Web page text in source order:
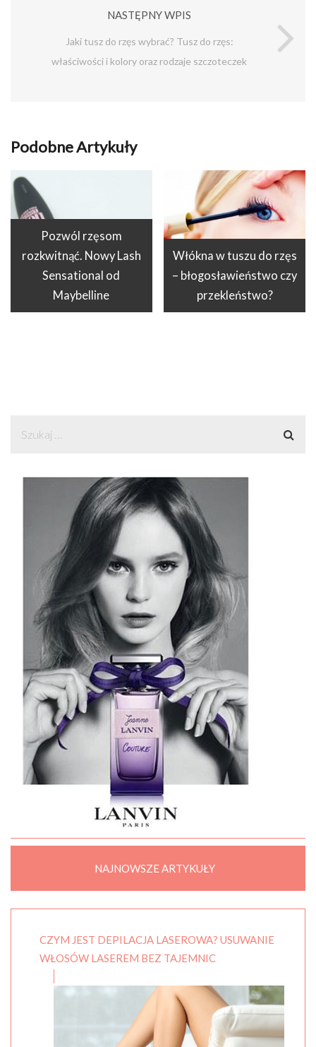
NASTĘPNY WPIS
Jaki tusz do rzęs wybrać? Tusz do rzęs:
właściwości i kolory oraz rodzaje szczoteczek
Podobne Artykuły
Pozwól rzęsom
rozkwitnąć. Nowy Lash
Sensational od
Maybelline
Włókna w tuszu do rzęs
– błogosławieństwo czy
przekleństwo?
NAJNOWSZE ARTYKUŁY
CZYM JEST DEPILACJA LASEROWA? USUWANIE
WŁOSÓW LASEREM BEZ TAJEMNIC